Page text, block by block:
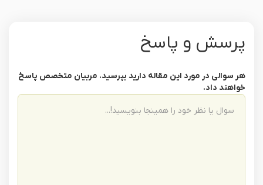
پرسش و پاسخ
هر سوالی در مورد این مقاله دارید بپرسید. مربیان متخصص پاسخ
خواهند داد.